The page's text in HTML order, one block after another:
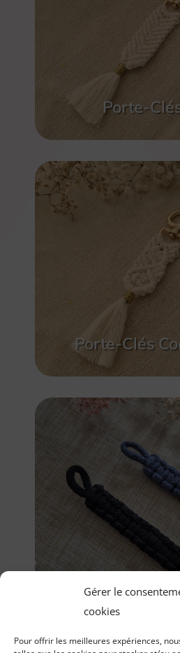
Gérer le
cookies
Pour offrir les meilleures expériences,
Porte-
Porte-Clés